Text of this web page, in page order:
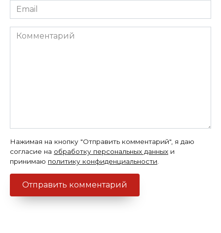
Email
*
Комментарий
Нажимая на кнопку "Отправить комментарий", я даю
согласие на обработку персональных данных и
принимаю политику конфиденциальности.